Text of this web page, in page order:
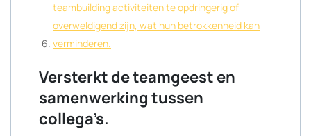
teambuilding activiteiten te opdringerig of
overweldigend zijn, wat hun betrokkenheid kan
verminderen.
Versterkt de teamgeest en
samenwerking tussen
collega’s.